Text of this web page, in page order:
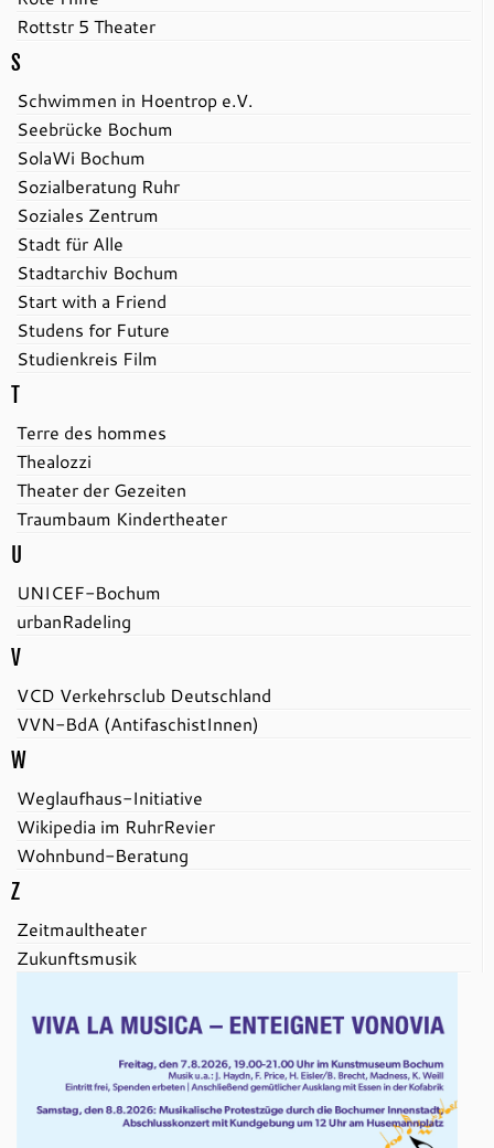
Rottstr 5 Theater
S
Schwimmen in Hoentrop e.V.
Seebrücke Bochum
SolaWi Bochum
Sozialberatung Ruhr
Soziales Zentrum
Stadt für Alle
Stadtarchiv Bochum
Start with a Friend
Studens for Future
Studienkreis Film
T
Terre des hommes
Thealozzi
Theater der Gezeiten
Traumbaum Kindertheater
U
UNICEF-Bochum
urbanRadeling
V
VCD Verkehrsclub Deutschland
VVN-BdA (AntifaschistInnen)
W
Weglaufhaus-Initiative
Wikipedia im RuhrRevier
Wohnbund-Beratung
Z
Zeitmaultheater
Zukunftsmusik